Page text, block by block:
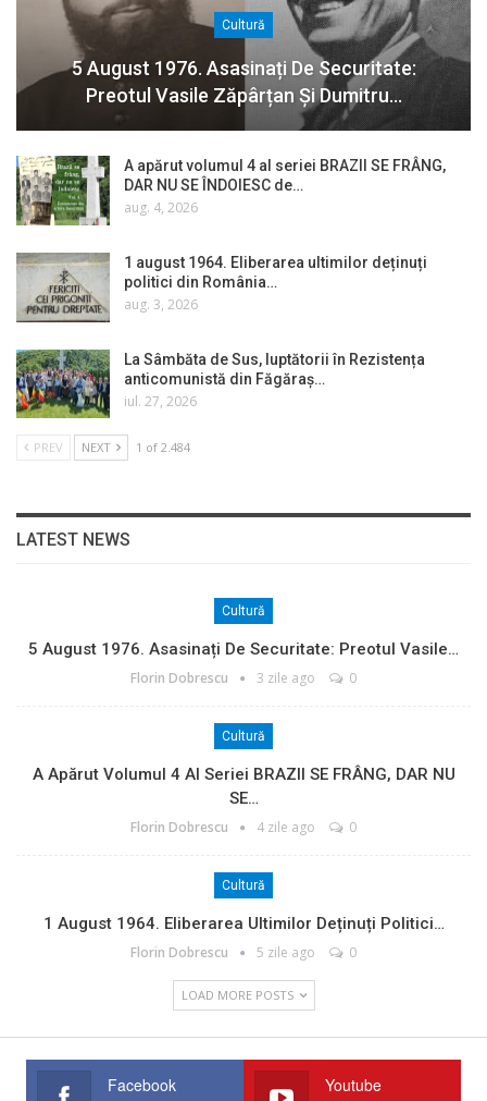
Cultură
5 August 1976. Asasinați De Securitate:
Preotul Vasile Zăpârțan Și Dumitru…
A apărut volumul 4 al seriei BRAZII SE FRÂNG,
DAR NU SE ÎNDOIESC de…
aug. 4, 2026
1 august 1964. Eliberarea ultimilor deținuți
politici din România…
aug. 3, 2026
La Sâmbăta de Sus, luptătorii în Rezistența
anticomunistă din Făgăraș…
iul. 27, 2026
PREV NEXT 1 of 2.484
LATEST NEWS
Cultură
5 August 1976. Asasinați De Securitate: Preotul Vasile…
Florin Dobrescu 3 zile ago 0
Cultură
A Apărut Volumul 4 Al Seriei BRAZII SE FRÂNG, DAR NU
SE…
Florin Dobrescu 4 zile ago 0
Cultură
1 August 1964. Eliberarea Ultimilor Deținuți Politici…
Florin Dobrescu 5 zile ago 0
LOAD MORE POSTS
Facebook Youtube